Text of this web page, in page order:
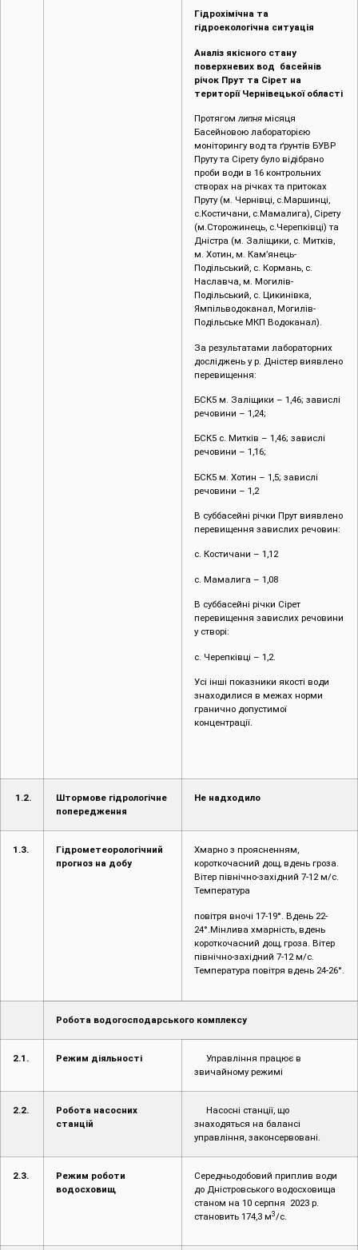
Гідрохімічна та
гідроекологічна ситуація
Аналіз якісного стану
поверхневих вод басейнів
річок Прут та Сірет на
території Чернівецької області
Протягомлипня місяця
Басейновою лабораторією
моніторингу вод та ґрунтів БУВР
Пруту та Сірету було відібрано
проби води в 16 контрольних
створах на річках та притоках
Пруту (м. Чернівці, c.Маршинці,
с.Костичани, с.Мамалига), Сірету
(м.Сторожинець, с.Черепківці) та
Дністра (м. Заліщики, с. Митків,
м. Хотин, м. Кам’янець-
Подільський, с. Кормань, с.
Наславча, м. Могилів-
Подільський, с. Цикинівка,
Ямпільводоканал, Могилів-
Подільське МКП Водоканал).
За результатами лабораторних
досліджень у р. Дністер виявлено
перевищення:
БСК5 м. Заліщики – 1,46; завислі
речовини – 1,24;
БСК5 с. Митків – 1,46; завислі
речовини – 1,16;
БСК5 м. Хотин – 1,5; завислі
речовини – 1,2
В суббасейні річки Прут виявлено
перевищення завислих речовин:
с. Костичани – 1,12
с. Мамалига – 1,08
В суббасейні річки Сірет
перевищення завислих речовини
у створі:
с. Черепківці – 1,2.
Усі інші показники якості води
знаходилися в межах норми
гранично допустимої
концентрації.
1.2.
Штормове гідрологічне
попередження
Не надходило
1.3.
Гідрометеорологічний
прогноз на добу
Хмарно з проясненням,
короткочасний дощ, вдень гроза.
Вітер північно-західний 7-12 м/с.
Температура
повітря вночі 17-19°. Вдень 22-
24°.Мінлива хмарність, вдень
короткочасний дощ, гроза. Вітер
північно-західний 7-12 м/с.
Температура повітря вдень 24-26°.
Робота водогосподарського комплексу
2.1. Режим діяльності
Управління працює в
звичайному режимі
2.2.
Робота насосних
станцій
Насосні станції, що
знаходяться на балансі
управління, законсервовані.
2.3.
Режим роботи
водосховищ
Середньодобовий приплив води
до Дністровського водосховища
станом на 10 серпня 2023 р.
становить 174,3 м3/с.